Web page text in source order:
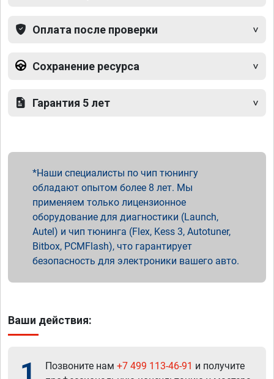
Оплата после проверки
Сохранение ресурса
Гарантия 5 лет
Наши специалисты по чип тюнингу
обладают опытом более 8 лет. Мы
применяем только лицензионное
оборудование для диагностики (Launch,
Autel) и чип тюнинга (Flex, Kess 3, Autotuner,
Bitbox, PCMFlash), что гарантирует
безопасность для электроники вашего авто.
Ваши действия:
1 Позвоните нам +7 499 113-46-91 и получите